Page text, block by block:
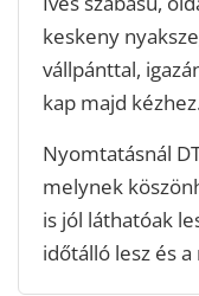
keskeny
vállpánttal,
kap majd
Nyomtatásnál
melynek
is jól láthatóak
időtálló lesz és